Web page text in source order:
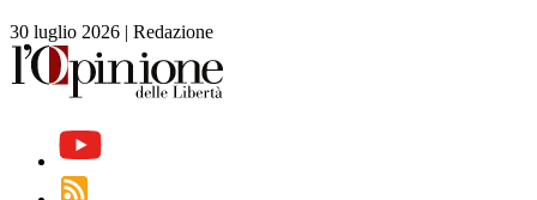
30 luglio 2026 | Redazione